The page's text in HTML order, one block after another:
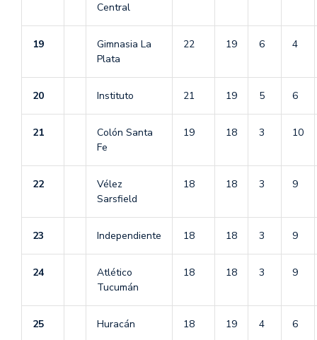
Central
19
Gimnasia La
Plata
22 19 6 4
20 Instituto 21 19 5 6
21
Colón Santa
Fe
19 18 3 10
22
Vélez
Sarsfield
18 18 3 9
23 Independiente 18 18 3 9
24
Atlético
Tucumán
18 18 3 9
25 Huracán 18 19 4 6